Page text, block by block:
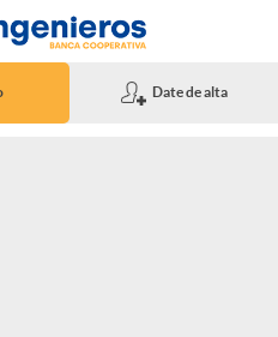
Date de alta